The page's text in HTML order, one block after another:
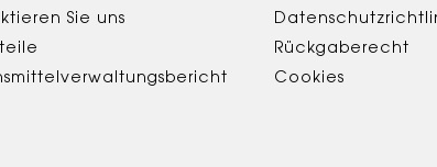
Sie uns
Rückgaberecht
Cookies